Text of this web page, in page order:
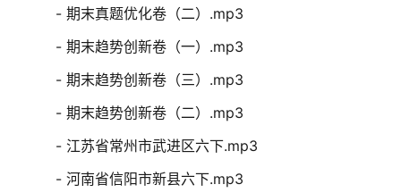
- 期末真题优化卷（二）.mp3
- 期末趋势创新卷（一）.mp3
- 期末趋势创新卷（三）.mp3
- 期末趋势创新卷（二）.mp3
- 江苏省常州市武进区六下.mp3
- 河南省信阳市新县六下.mp3